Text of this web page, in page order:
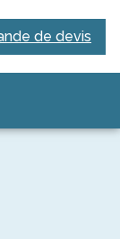
de devis